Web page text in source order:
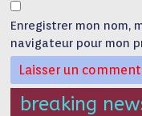
Enregistrer mon nom,
navigateur pour mon
breaking